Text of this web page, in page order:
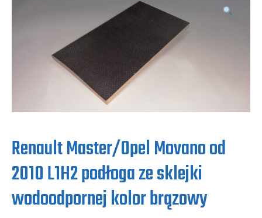
Renault Master/Opel Movano od
2010 L1H2 podłoga ze sklejki
wodoodpornej kolor brązowy